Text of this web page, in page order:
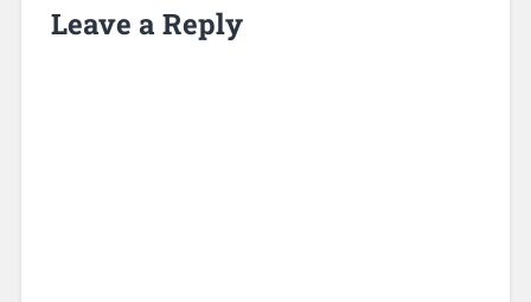
Leave a Reply